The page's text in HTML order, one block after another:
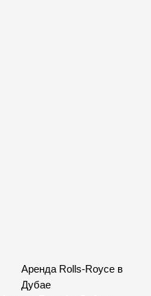
Аренда Rolls-Royce в
Дубае